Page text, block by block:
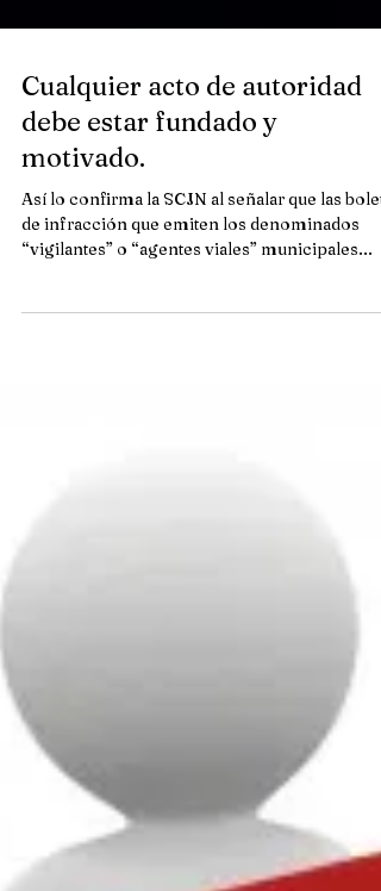
Cualquier acto de autoridad
debe estar fundado y
motivado.
Así lo confirma la SCJN al señalar que las